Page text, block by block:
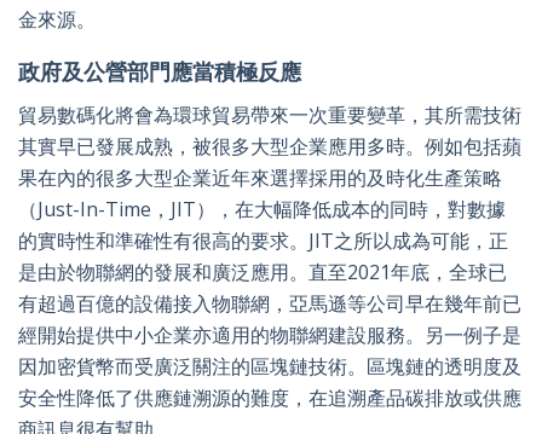
金來源。
政府及公營部門應當積極反應
貿易數碼化將會為環球貿易帶來一次重要變革，其所需技術
其實早已發展成熟，被很多大型企業應用多時。例如包括蘋
果在內的很多大型企業近年來選擇採用的及時化生產策略
（Just-In-Time，JIT），在大幅降低成本的同時，對數據
的實時性和準確性有很高的要求。JIT之所以成為可能，正
是由於物聯網的發展和廣泛應用。直至2021年底，全球已
有超過百億的設備接入物聯網，亞馬遜等公司早在幾年前已
經開始提供中小企業亦適用的物聯網建設服務。另一例子是
因加密貨幣而受廣泛關注的區塊鏈技術。區塊鏈的透明度及
安全性降低了供應鏈溯源的難度，在追溯產品碳排放或供應